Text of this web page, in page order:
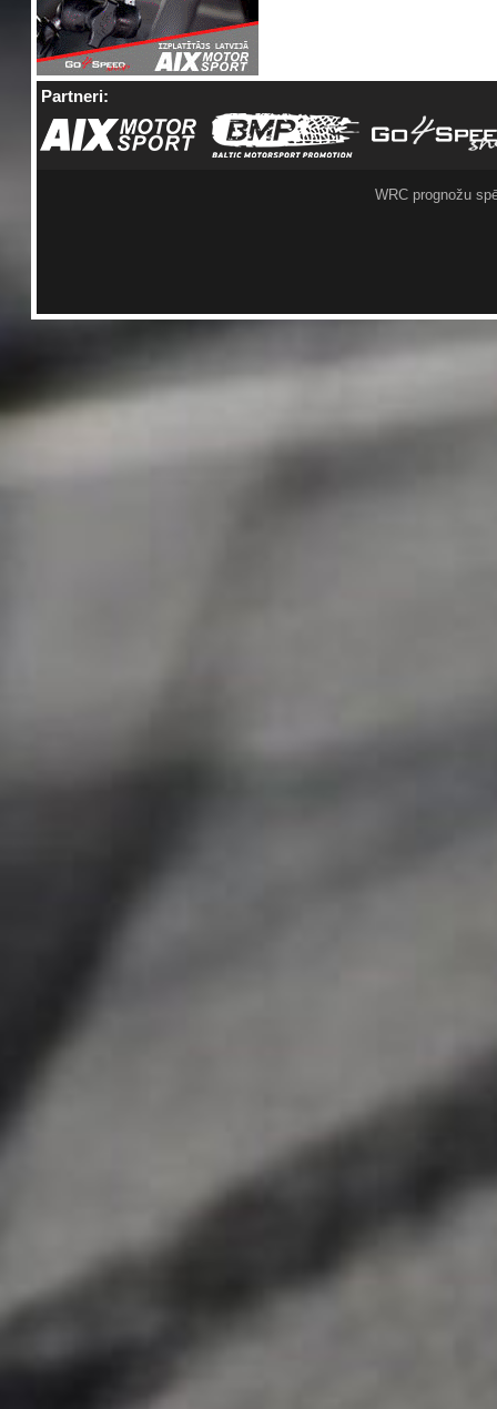
Partneri:
WRC prognožu